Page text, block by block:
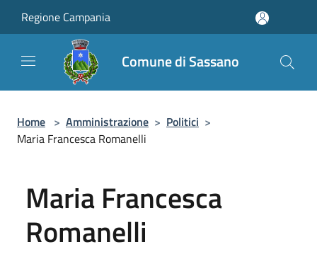
Regione Campania
Comune di Sassano
Home > Amministrazione > Politici >
Maria Francesca Romanelli
Maria Francesca
Romanelli